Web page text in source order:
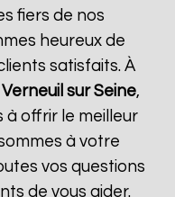
fiers de nos
heureux de
satisfaits. À
Verneuil sur Seine,
à offrir le meilleur
à votre
vos questions
de vous aider.